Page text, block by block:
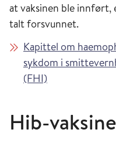
at vaksinen ble innført,
talt forsvunnet.
Kapittel om
sykdom i
(FHI)
Hib-vaksine